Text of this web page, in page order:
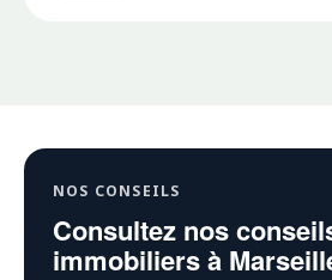
NOS CONSEILS
Consultez nos
immobiliers à